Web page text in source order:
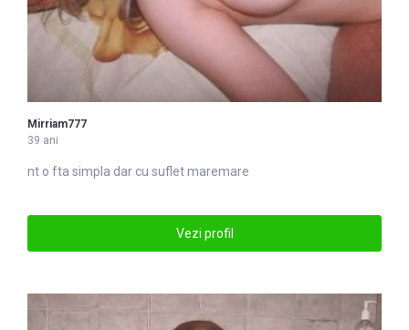
Mirriam777
39 ani
nt o fta simpla dar cu sufletmaremare
Vezi profil